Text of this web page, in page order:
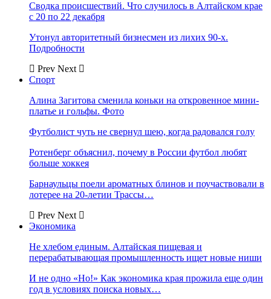
Сводка происшествий. Что случилось в Алтайском крае
с 20 по 22 декабря
Утонул авторитетный бизнесмен из лихих 90-х.
Подробности
Prev Next
Спорт
Алина Загитова сменила коньки на откровенное мини-
платье и гольфы. Фото
Футболист чуть не свернул шею, когда радовался голу
Ротенберг объяснил, почему в России футбол любят
больше хоккея
Барнаульцы поели ароматных блинов и поучаствовали в
лотерее на 20-летии Трассы…
Prev Next
Экономика
Не хлебом единым. Алтайская пищевая и
перерабатывающая промышленность ищет новые ниши
И не одно «Но!» Как экономика края прожила еще один
год в условиях поиска новых…